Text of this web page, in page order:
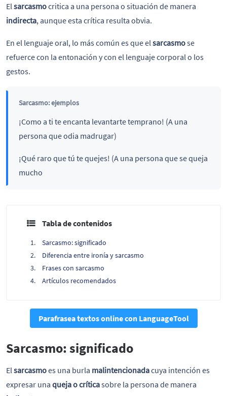
El sarcasmocritica a una persona o situación de manera
indirecta, aunque esta crítica resulta obvia.
En el lenguaje oral, lo más común es que el sarcasmose
refuerce con la entonación y con el lenguaje corporal o los
gestos.
Sarcasmo: ejemplos
¡Como a ti te encanta levantarte temprano! (A una
persona que odia madrugar)
¡Qué raro que tú te quejes! (A una persona que se queja
mucho
Tabla de contenidos
Sarcasmo: significado
Diferencia entre ironía y sarcasmo
Frases con sarcasmo
Artículos recomendados
Parafrasea textos online con LanguageTool
Sarcasmo: significado
Elsarcasmoes una burla malintencionadacuya intención es
expresar una queja o críticasobre la persona de manera